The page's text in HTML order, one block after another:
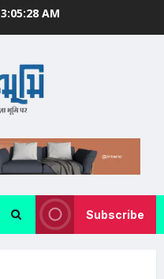
3:05:29 AM
Subscribe